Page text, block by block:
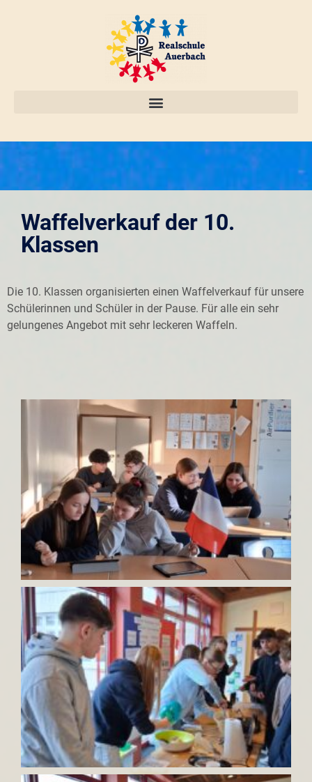
Waffelverkauf der 10.
Klassen
Die 10. Klassen organisierten einen Waffelverkauf für unsere
Schülerinnen und Schüler in der Pause. Für alle ein sehr
gelungenes Angebot mit sehr leckeren Waffeln.